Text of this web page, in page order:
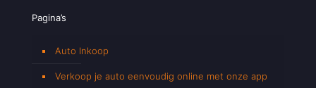
Pagina’s
Auto Inkoop
Verkoop je auto eenvoudig online met onze app